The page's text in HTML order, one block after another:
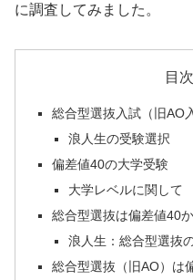
に調査してみました。
目次
総合型選抜入試（旧AO
浪人生の受験選択
偏差値40の大学受験
大学レベルに関して
総合型選抜は偏差値40
浪人生：総合型選抜
総合型選抜（旧AO）は